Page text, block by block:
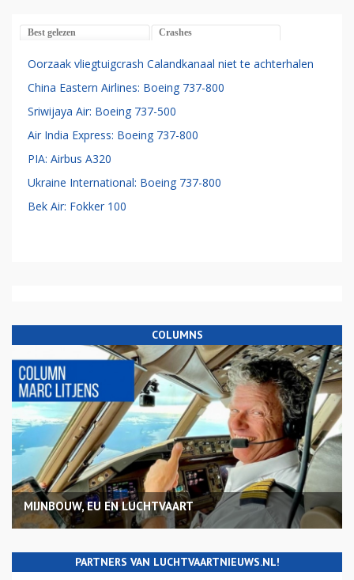
Best gelezen Crashes
Oorzaak vliegtuigcrash Calandkanaal niet te achterhalen
China Eastern Airlines: Boeing 737-800
Sriwijaya Air: Boeing 737-500
Air India Express: Boeing 737-800
PIA: Airbus A320
Ukraine International: Boeing 737-800
Bek Air: Fokker 100
COLUMNS
MIJNBOUW, EU EN LUCHTVAART
PARTNERS VAN LUCHTVAARTNIEUWS.NL!